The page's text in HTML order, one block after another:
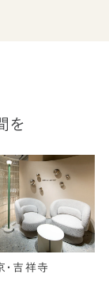
を
・吉祥寺